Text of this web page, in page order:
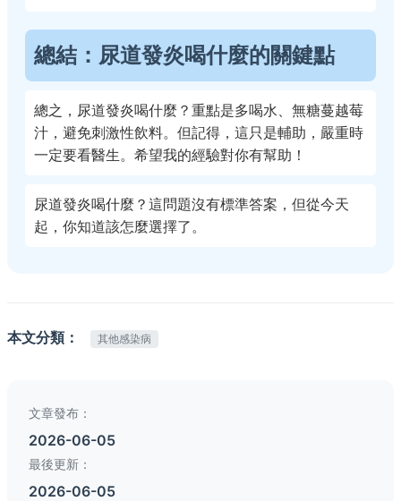
總結：尿道發炎喝什麼的關鍵點
總之，尿道發炎喝什麼？重點是多喝水、無糖蔓越莓
汁，避免刺激性飲料。但記得，這只是輔助，嚴重時
一定要看醫生。希望我的經驗對你有幫助！
尿道發炎喝什麼？這問題沒有標準答案，但從今天
起，你知道該怎麼選擇了。
本文分類： 其他感染病
文章發布：
2026-06-05
最後更新：
2026-06-05